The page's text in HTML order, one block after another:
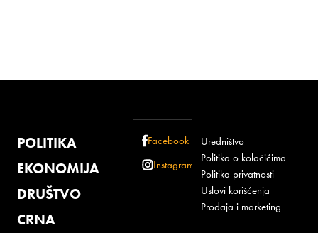
POLITIKA
EKONOMIJA
DRUŠTVO
CRNA
Facebook
Instagram
Uredništvo
Politika o kolačićima
Politika privatnosti
Uslovi korišćenja
Prodaja i marketing